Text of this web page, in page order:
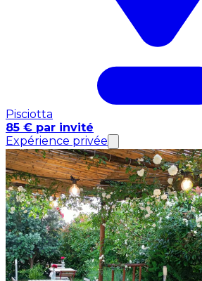
Pisciotta
85 € par invité
Expérience privée